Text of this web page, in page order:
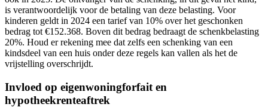
is verantwoordelijk voor de betaling van deze belasting. Voor
kinderen geldt in 2024 een tarief van 10% over het geschonken
bedrag tot €152.368. Boven dit bedrag bedraagt de schenkbelasting
20%. Houd er rekening mee dat zelfs een schenking van een
kindsdeel van een huis onder deze regels kan vallen als het de
vrijstelling overschrijdt.
Invloed op eigenwoningforfait en
hypotheekrenteaftrek